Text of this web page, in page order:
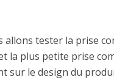
allons tester la prise
la plus petite prise
sur le design du